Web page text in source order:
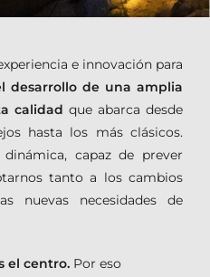
e innovación para
desarrollo de una amplia
calidad que abarca desde
hasta los más clásicos.
capaz de prever
tanto a los cambios
nuevas necesidades de
el centro. Por eso